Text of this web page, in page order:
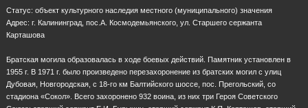
Статус: объект культурного наследия местного (муниципального) значения
Адрес: г. Калининград, пос.А. Космодемьянского, ул. Старшего сержанта
Карташова
Братская могила образовалась в ходе боевых действий. Памятник установлен в
1955 г. В 1971 г. было произведено перезахоронение из братских могил с улиц
Дубовая, Новгородская, с 18-го км Балтийского шоссе, пос. Прегольский, со
стадиона «Сокол». Всего захоронено 932 воина, из них три Героя Советского